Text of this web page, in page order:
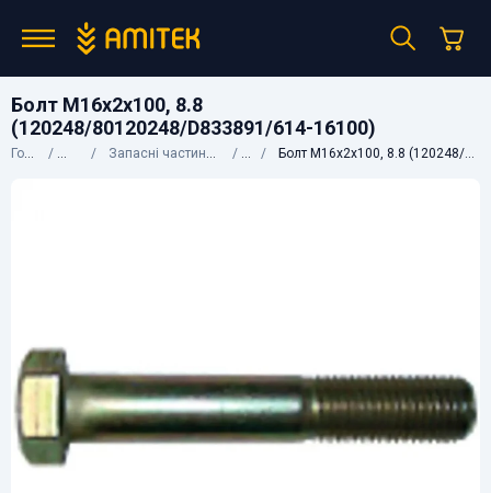
Болт M16x2x100, 8.8
(120248/80120248/D833891/614-16100)
Головна КаталогЗапасні частини до сільгосптехніки CNH Болт M16x2x100, 8.8 (120248/80120248/D833891/614-16100)